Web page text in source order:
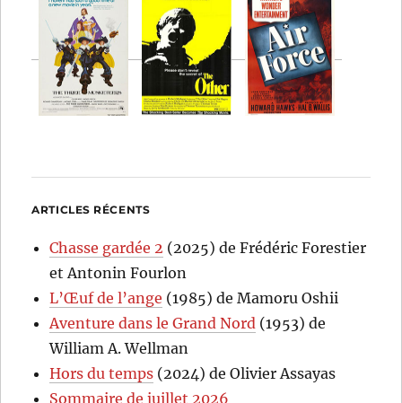
ARTICLES RÉCENTS
Chasse gardée 2 (2025) de Frédéric Forestier
et Antonin Fourlon
L’Œuf de l’ange (1985) de Mamoru Oshii
Aventure dans le Grand Nord (1953) de
William A. Wellman
Hors du temps (2024) de Olivier Assayas
Sommaire de juillet 2026